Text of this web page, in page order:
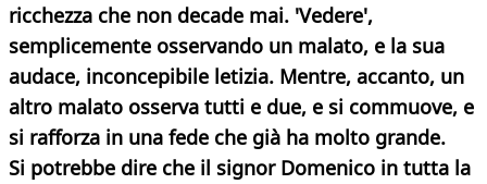
ricchezza che non decade mai. 'Vedere',
semplicemente osservando un malato, e la sua
audace, inconcepibile letizia. Mentre, accanto, un
altro malato osserva tutti e due, e si commuove, e
si rafforza in una fede che già ha molto grande.
Si potrebbe dire che il signor Domenico in tutta la